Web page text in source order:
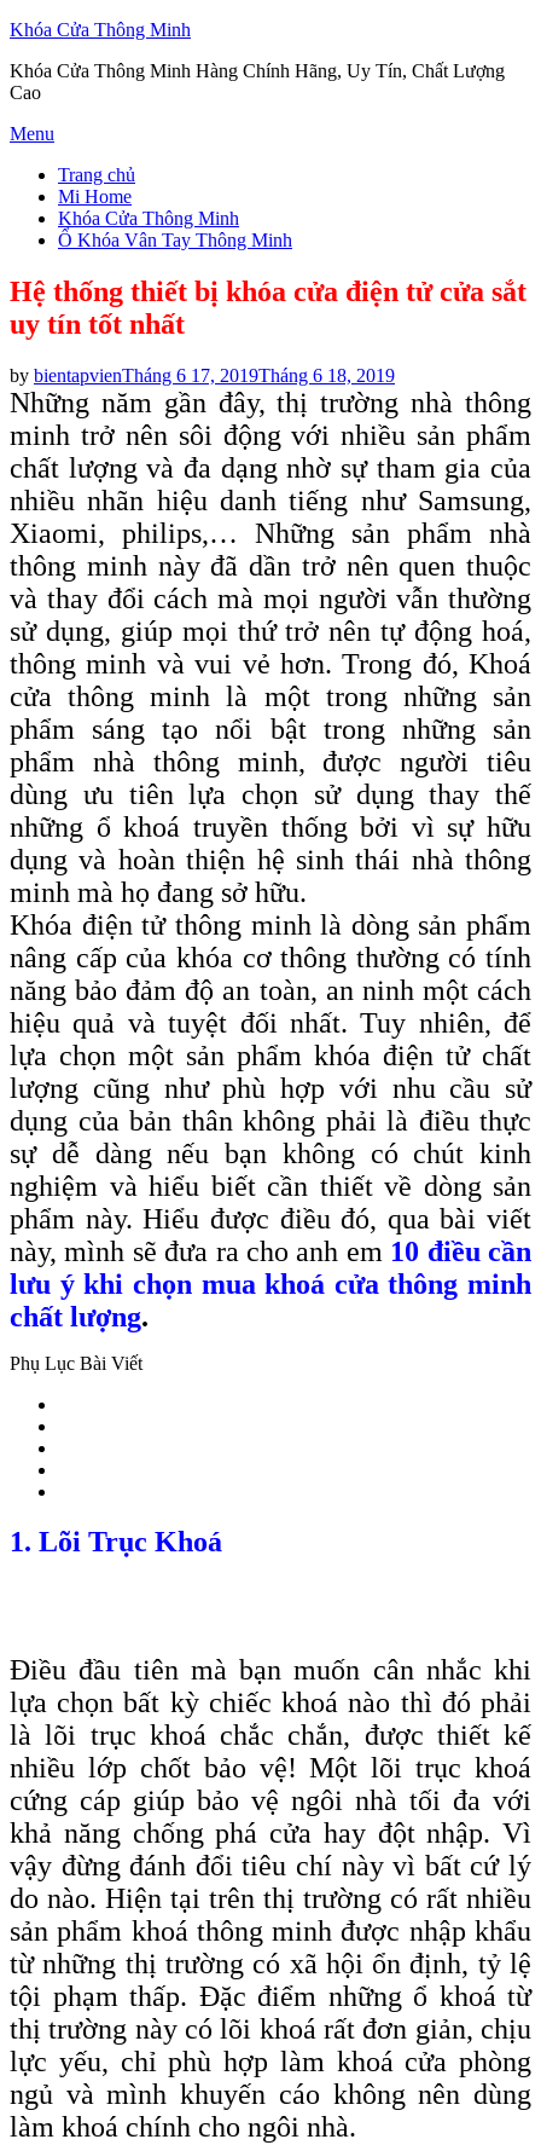
Khóa Cửa Thông Minh
Khóa Cửa Thông Minh Hàng Chính Hãng, Uy Tín, Chất Lượng
Cao
Skip
content
Menu
Trang chủ
Mi Home
Khóa Cửa Thông Minh
Ổ Khóa Vân Tay Thông Minh
Hệ thống thiết bị khóa cửa điện tử cửa sắt
uy tín tốt nhất
by bientapvienPosted
on
Tháng 6 17, 2019Tháng 6 18, 2019
Những năm gần đây, thị trường nhà thông
minh trở nên sôi động với nhiều sản phẩm
chất lượng và đa dạng nhờ sự tham gia của
nhiều nhãn hiệu danh tiếng như Samsung,
Xiaomi, philips,… Những sản phẩm nhà
thông minh này đã dần trở nên quen thuộc
và thay đổi cách mà mọi người vẫn thường
sử dụng, giúp mọi thứ trở nên tự động hoá,
thông minh và vui vẻ hơn. Trong đó, Khoá
cửa thông minh là một trong những sản
phẩm sáng tạo nổi bật trong những sản
phẩm nhà thông minh, được người tiêu
dùng ưu tiên lựa chọn sử dụng thay thế
những ổ khoá truyền thống bởi vì sự hữu
dụng và hoàn thiện hệ sinh thái nhà thông
minh mà họ đang sở hữu.
Khóa điện tử thông minh là dòng sản phẩm
nâng cấp của khóa cơ thông thường có tính
năng bảo đảm độ an toàn, an ninh một cách
hiệu quả và tuyệt đối nhất. Tuy nhiên, để
lựa chọn một sản phẩm khóa điện tử chất
lượng cũng như phù hợp với nhu cầu sử
dụng của bản thân không phải là điều thực
sự dễ dàng nếu bạn không có chút kinh
nghiệm và hiểu biết cần thiết về dòng sản
phẩm này. Hiểu được điều đó, qua bài viết
này, mình sẽ đưa ra cho anh em 10 điều cần
lưu ý khi chọn mua khoá cửa thông minh
chất lượng.
Phụ Lục Bài Viết
1. Lõi Trục Khoá
Điều đầu tiên mà bạn muốn cân nhắc khi
lựa chọn bất kỳ chiếc khoá nào thì đó phải
là lõi trục khoá chắc chắn, được thiết kế
nhiều lớp chốt bảo vệ! Một lõi trục khoá
cứng cáp giúp bảo vệ ngôi nhà tối đa với
khả năng chống phá cửa hay đột nhập. Vì
vậy đừng đánh đổi tiêu chí này vì bất cứ lý
do nào. Hiện tại trên thị trường có rất nhiều
sản phẩm khoá thông minh được nhập khẩu
từ những thị trường có xã hội ổn định, tỷ lệ
tội phạm thấp. Đặc điểm những ổ khoá từ
thị trường này có lõi khoá rất đơn giản, chịu
lực yếu, chỉ phù hợp làm khoá cửa phòng
ngủ và mình khuyến cáo không nên dùng
làm khoá chính cho ngôi nhà.